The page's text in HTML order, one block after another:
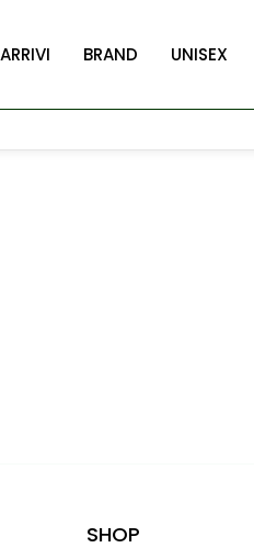
BRAND UNISEX
SHOP